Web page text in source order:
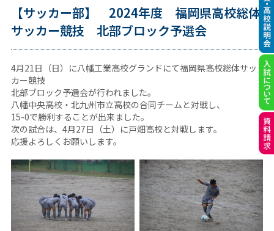
【サッカー部】 2024年度 福岡県高校総体
サッカー競技 北部ブロック予選会
4月21日（日）に八幡工業高校グランドにて福岡県高校総体サッ
カー競技
北部ブロック予選会が行われました。
八幡中央高校・北九州市立高校の合同チームと対戦し、
15-0で勝利することが出来ました。
次の試合は、4月27日（土）に戸畑高校と対戦します。
応援よろしくお願いします。